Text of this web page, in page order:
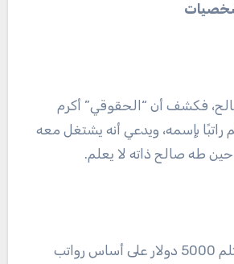
فكشف أن “الحقوقي” أكرم
راتبًا بإسمه، ويدعي أنه يشتغل معه
طه صالح ذاته لا يعلم.
وقال طه: “كان يستلم 5000 دولار على أساس رواتب